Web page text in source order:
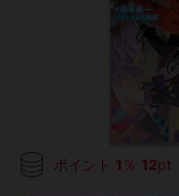
ポイント 1 ％ 12pt